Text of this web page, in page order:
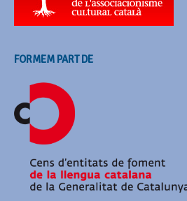
FORMEM PART DE